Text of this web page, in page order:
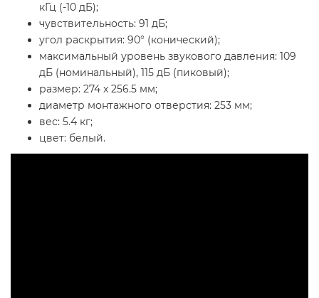
кГц (-10 дБ);
чувствительность: 91 дБ;
угол раскрытия: 90° (конический);
максимальный уровень звукового давления: 109
дБ (номинальный), 115 дБ (пиковый);
размер: 274 х 256.5 мм;
диаметр монтажного отверстия: 253 мм;
вес: 5.4 кг;
цвет: белый.